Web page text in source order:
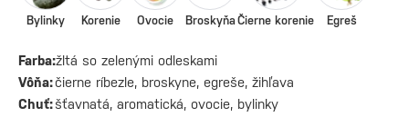
Farba:žltá so zelenými odleskami
Vôňa:čierne ríbezle, broskyne, egreše, žihľava
Chuť:šťavnatá, aromatická, ovocie, bylinky
Bylinky Korenie Ovocie BroskyňaČierne korenie Egreš